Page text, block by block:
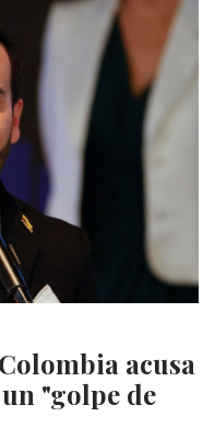
acusa
"golpe de